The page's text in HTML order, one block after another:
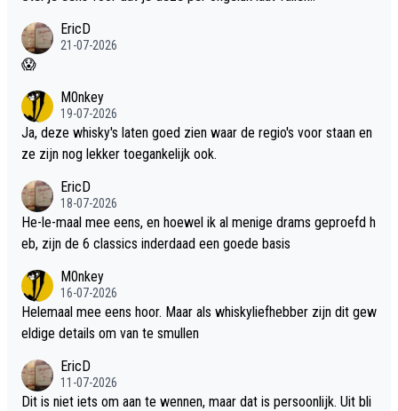
EricD
21-07-2026
😱
M0nkey
19-07-2026
Ja, deze whisky's laten goed zien waar de regio's voor staan en
ze zijn nog lekker toegankelijk ook.
EricD
18-07-2026
He-le-maal mee eens, en hoewel ik al menige drams geproefd h
eb, zijn de 6 classics inderdaad een goede basis
M0nkey
16-07-2026
Helemaal mee eens hoor. Maar als whiskyliefhebber zijn dit gew
eldige details om van te smullen
EricD
11-07-2026
Dit is niet iets om aan te wennen, maar dat is persoonlijk. Uit bli